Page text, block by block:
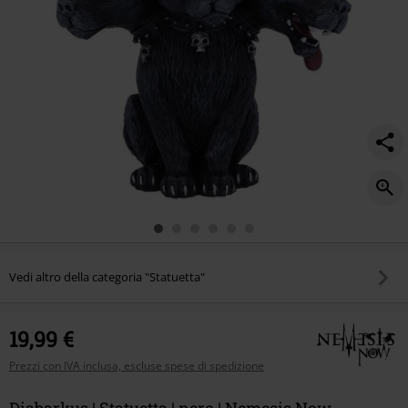
Vedi altro della categoria "Statuetta"
19,99 €
Prezzi con IVA inclusa, escluse spese di spedizione